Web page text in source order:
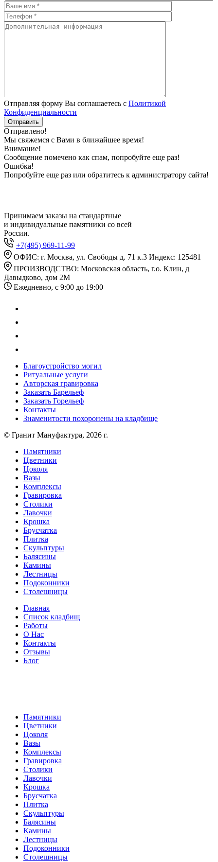
Отправляя форму Вы соглашаетесь с Политикой
Конфиденциальности
Отправлено!
Мы свяжемся с Вами в ближайшее время!
Внимание!
Сообщение помечено как спам, попробуйте еще раз!
Ошибка!
Попробуйте еще раз или обратитесь к администратору сайта!
Принимаем заказы на стандартные
и индивидуальные памятники со всей
России.
+7(495) 969-11-99
ОФИС: г. Москва, ул. Свободы д. 71 к.3 Индекс: 125481
ПРОИЗВОДСТВО: Московская область, г.о. Клин, д
Давыдково, дом 2М
Ежедневно, с 9:00 до 19:00
Благоустройство могил
Ритуальные услуги
Авторская гравировка
Заказать Барельеф
Заказать Горельеф
Контакты
Знаменитости похоронены на кладбище
© Гранит Мануфактура, 2026 г.
Памятники
Цветники
Цоколя
Вазы
Комплексы
Гравировка
Столики
Лавочки
Крошка
Брусчатка
Плитка
Скульптуры
Балясины
Камины
Лестницы
Подоконники
Столешницы
Главная
Список кладбищ
Работы
О Нас
Контакты
Отзывы
Блог
Памятники
Цветники
Цоколя
Вазы
Комплексы
Гравировка
Столики
Лавочки
Крошка
Брусчатка
Плитка
Скульптуры
Балясины
Камины
Лестницы
Подоконники
Столешницы